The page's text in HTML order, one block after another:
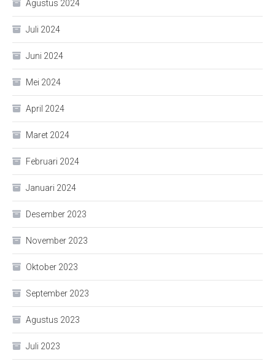
Agustus 2024
Juli 2024
Juni 2024
Mei 2024
April 2024
Maret 2024
Februari 2024
Januari 2024
Desember 2023
November 2023
Oktober 2023
September 2023
Agustus 2023
Juli 2023